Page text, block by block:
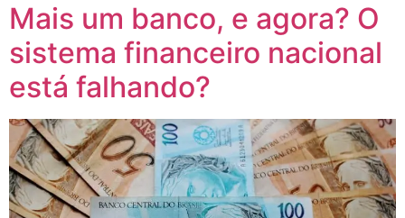
Mais um banco, e agora? O
sistema financeiro nacional
está falhando?